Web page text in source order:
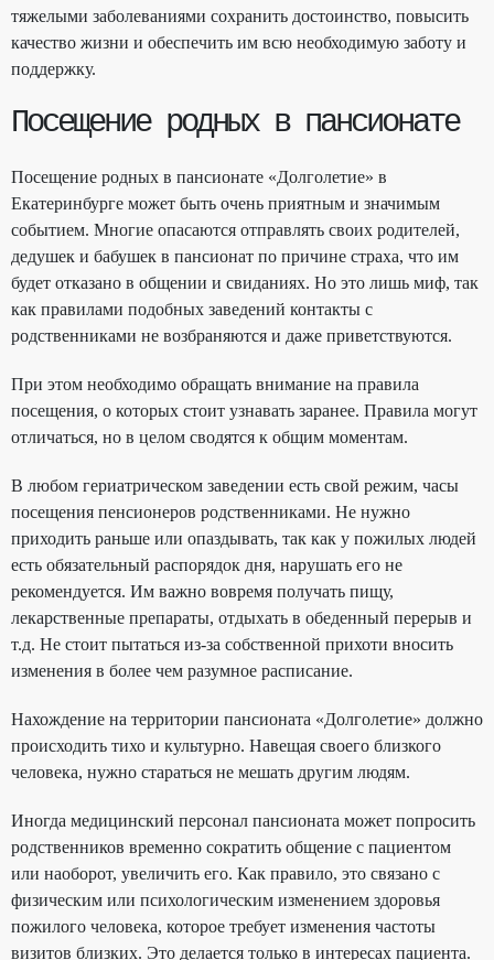
тяжелыми заболеваниями сохранить достоинство, повысить
качество жизни и обеспечить им всю необходимую заботу и
поддержку.
Посещение родных в пансионате
Посещение родных в пансионате «Долголетие» в
Екатеринбурге может быть очень приятным и значимым
событием. Многие опасаются отправлять своих родителей,
дедушек и бабушек в пансионат по причине страха, что им
будет отказано в общении и свиданиях. Но это лишь миф, так
как правилами подобных заведений контакты с
родственниками не возбраняются и даже приветствуются.
При этом необходимо обращать внимание на правила
посещения, о которых стоит узнавать заранее. Правила могут
отличаться, но в целом сводятся к общим моментам.
В любом гериатрическом заведении есть свой режим, часы
посещения пенсионеров родственниками. Не нужно
приходить раньше или опаздывать, так как у пожилых людей
есть обязательный распорядок дня, нарушать его не
рекомендуется. Им важно вовремя получать пищу,
лекарственные препараты, отдыхать в обеденный перерыв и
т.д. Не стоит пытаться из-за собственной прихоти вносить
изменения в более чем разумное расписание.
Нахождение на территории пансионата «Долголетие» должно
происходить тихо и культурно. Навещая своего близкого
человека, нужно стараться не мешать другим людям.
Иногда медицинский персонал пансионата может попросить
родственников временно сократить общение с пациентом
или наоборот, увеличить его. Как правило, это связано с
физическим или психологическим изменением здоровья
пожилого человека, которое требует изменения частоты
визитов близких. Это делается только в интересах пациента.